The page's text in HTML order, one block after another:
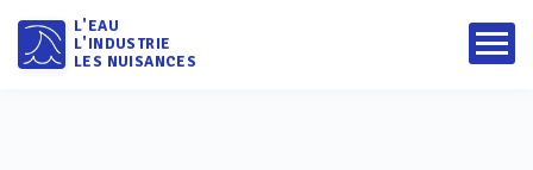
L'EAU
L'INDUSTRIE
LES NUISANCES